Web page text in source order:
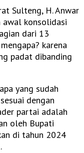
Sulteng, H. Anwar
awal konsolidasi
dari 13
karena
padat dibanding
yang sudah
dengan
partai adalah
oleh Bupati
di tahun 2024